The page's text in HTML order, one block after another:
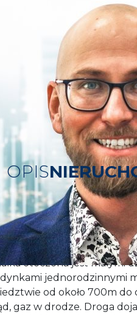
OPIS
z możliwością
1,01ha w
otoczona jest małymi
jednorodzinnymi
od około 700m do
gaz w drodze. Droga